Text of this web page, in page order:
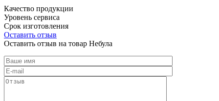
Качество продукции
Уровень сервиса
Срок изготовления
Оставить отзыв
Оставить отзыв на товар Небула